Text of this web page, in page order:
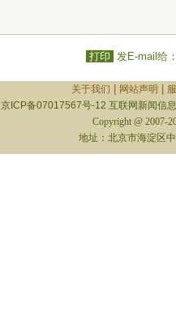
打印 发E-mail给
关于我们 网站声明
京ICP备07017567号-12 互联网新闻信
Copyright @ 2007-
地址：北京市海淀区